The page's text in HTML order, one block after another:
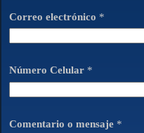
o
m
e
t
a
i
e
Correo electrónico *
Número Celular *
Comentario o mensaje *